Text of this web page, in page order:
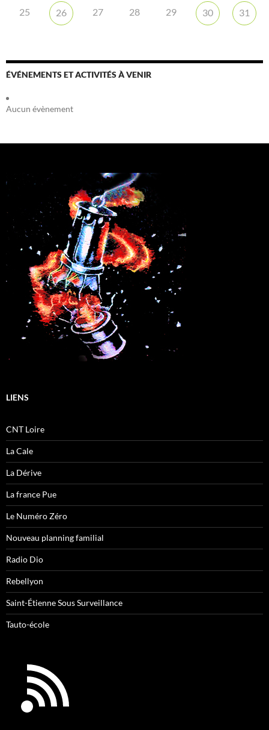
25 26 27 28 29 30 31
ÉVÉNEMENTS ET ACTIVITÉS À VENIR
Aucun évènement
LIENS
CNT Loire
La Cale
La Dérive
La france Pue
Le Numéro Zéro
Nouveau planning familial
Radio Dio
Rebellyon
Saint-Étienne Sous Surveillance
Tauto-école